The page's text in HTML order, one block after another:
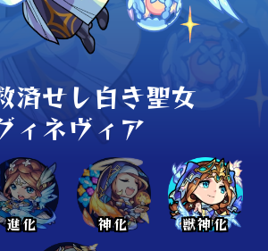
済せし白き聖女
ィネヴィア
進化 神化 獣神化